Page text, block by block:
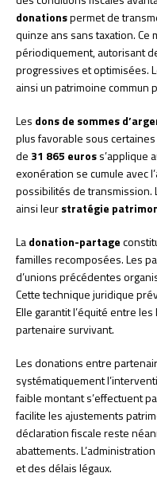
donationspermet de
quinze ans sans taxation.
périodiquement, autorisant
progressives et optimisées.
ainsi un patrimoine commun
Les dons de sommes
plus favorable sous
de 31 865 euross’applique
exonération se cumule avec
possibilités de transmission.
ainsi leurstratégie
Ladonation-partage
familles recomposées. Les
d’unions précédentes
Cette technique juridique
Elle garantit l’équité entre
partenaire survivant.
Les donations entre
systématiquement
faible montant s’effectuent
facilite les ajustements
déclaration fiscale reste
abattements.
et des délais légaux.